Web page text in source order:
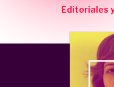
Editoriales